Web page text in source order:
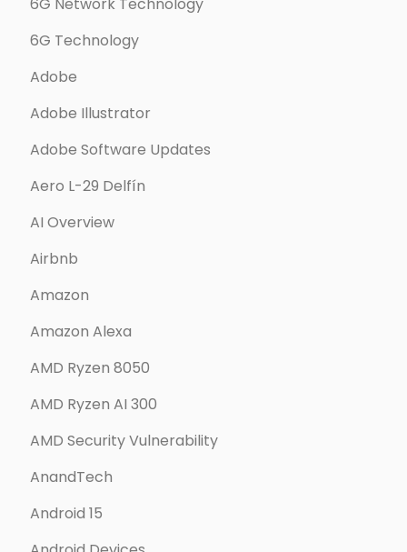
6G Technology
Adobe
Adobe Illustrator
Adobe Software Updates
Aero L-29 Delfín
AI Overview
Airbnb
Amazon
Amazon Alexa
AMD Ryzen 8050
AMD Ryzen AI 300
AMD Security Vulnerability
AnandTech
Android 15